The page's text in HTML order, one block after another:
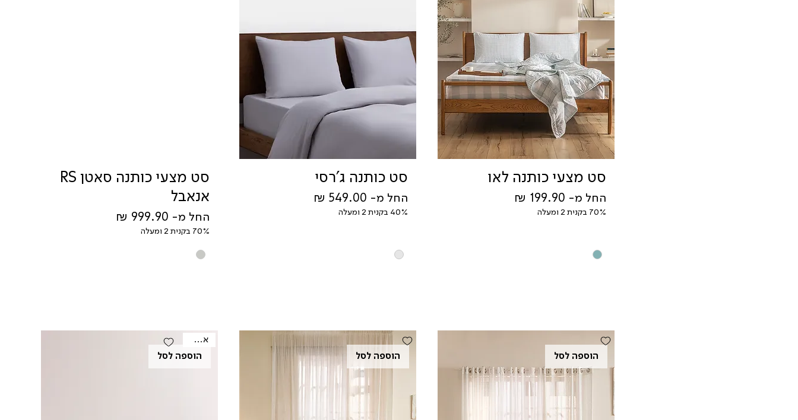
סט מצעי כותנה לאו
החל מ-
מחיר מבצע
70% בקנית 2 ומעלה
סט כותנה ג'רסי
החל מ-
מחיר מבצע
40% בקנית 2 ומעלה
סט מצעי כותנה סאטן RS
אנאבל
החל מ-
מחיר מבצע
70% בקנית 2 ומעלה
הוספה לסל הוספה לסל הוספה לסל
אאוטלט